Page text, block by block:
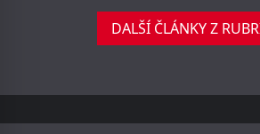
DALŠÍ ČLÁNKY Z